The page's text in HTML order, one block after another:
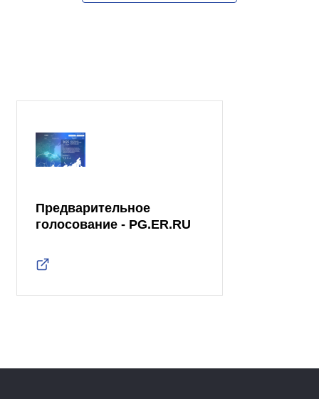
Предварительное
голосование - PG.ER.RU